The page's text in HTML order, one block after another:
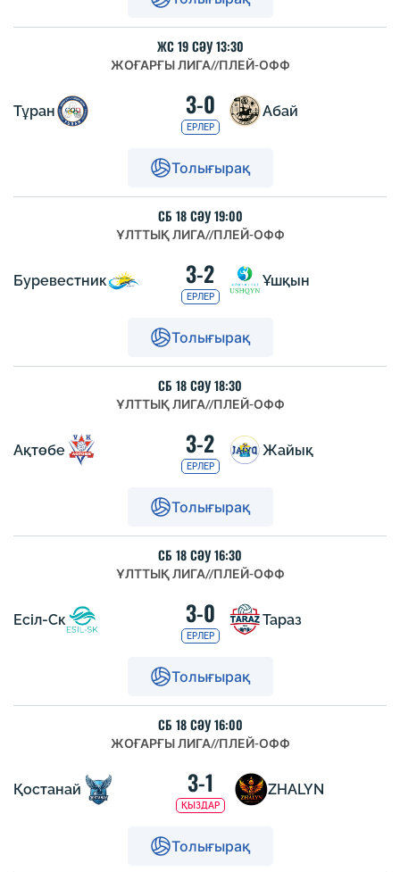
ЖС 19 СӘУ 13:30
ЖОҒАРҒЫ ЛИГА//ПЛЕЙ-ОФФ
Тұран 3-0
ЕРЛЕР
Абай
Толығырақ
СБ 18 СӘУ 19:00
ҰЛТТЫҚ ЛИГА//ПЛЕЙ-ОФФ
Буревестник 3-2
ЕРЛЕР
Ұшқын
Толығырақ
СБ 18 СӘУ 18:30
ҰЛТТЫҚ ЛИГА//ПЛЕЙ-ОФФ
Ақтөбе 3-2
ЕРЛЕР
Жайық
Толығырақ
СБ 18 СӘУ 16:30
ҰЛТТЫҚ ЛИГА//ПЛЕЙ-ОФФ
Есіл-Ск 3-0
ЕРЛЕР
Тараз
Толығырақ
СБ 18 СӘУ 16:00
ЖОҒАРҒЫ ЛИГА//ПЛЕЙ-ОФФ
Қостанай 3-1
ҚЫЗДАР
ZHALYN
Толығырақ